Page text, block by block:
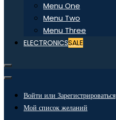
Menu One
Menu Two
Menu Three
ELECTRONICSSALE
Войти или Зарегистрироваться
Мой список желаний